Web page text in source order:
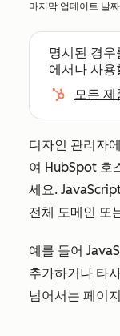
마지막 업데이트 날
명시된 경우
에서나 사
모든 제
디자인 관리자
여 HubSpot 호
세요.
전체 도메인 또
예를 들어
추가하거나 타
넘어서는 페이